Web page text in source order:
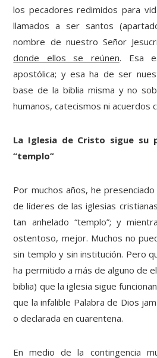
los pecadores redimidos para
llamados a ser santos
nombre de nuestro Señor
donde ellos se reúnen. Esa
apostólica; y esa ha de ser
base de la biblia misma y no
humanos, catecismos ni acuerdos
La Iglesia de Cristo sigue su
“templo”
Por muchos años, he
de líderes de las iglesias
tan anhelado “templo”; y
ostentoso, mejor. Muchos no
sin templo y sin institución. Pero
ha permitido a más de alguno de
biblia) que la iglesia sigue
que la infalible Palabra de Dios
o declarada en cuarentena.
En medio de la contingencia